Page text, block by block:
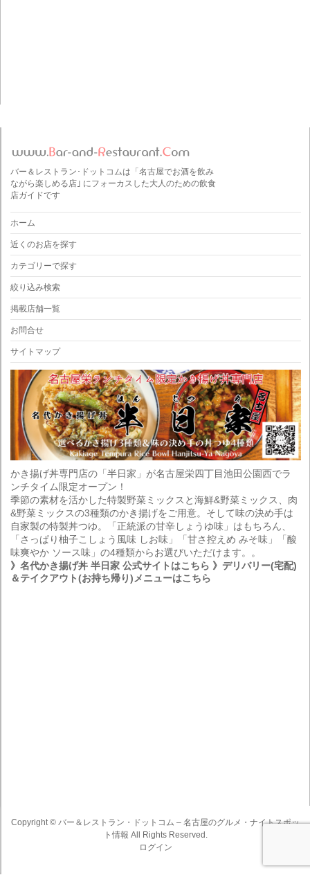
バー＆レストラン･ドットコムは「名古屋でお酒を飲み
ながら楽しめる店｣ にフォーカスした大人のための飲食
店ガイドです
ホーム
近くのお店を探す
カテゴリーで探す
絞り込み検索
掲載店舗一覧
お問合せ
サイトマップ
かき揚げ丼専門店の「半日家」が名古屋栄四丁目池田公園西でラ
ンチタイム限定オープン！
季節の素材を活かした特製野菜ミックスと海鮮&野菜ミックス、肉
&野菜ミックスの3種類のかき揚げをご用意。そして味の決め手は
自家製の特製丼つゆ。「正統派の甘辛しょうゆ味」はもちろん、
「さっぱり柚子こしょう風味 しお味」「甘さ控えめ みそ味」「酸
味爽やか ソース味」の4種類からお選びいただけます。。
》名代かき揚げ丼 半日家 公式サイトはこちら 》デリバリー(宅配)
＆テイクアウト(お持ち帰り)メニューはこちら
Copyright ©バー＆レストラン・ドットコム – 名古屋のグルメ・ナイトスポッ
ト情報 All Rights Reserved.
ログイン